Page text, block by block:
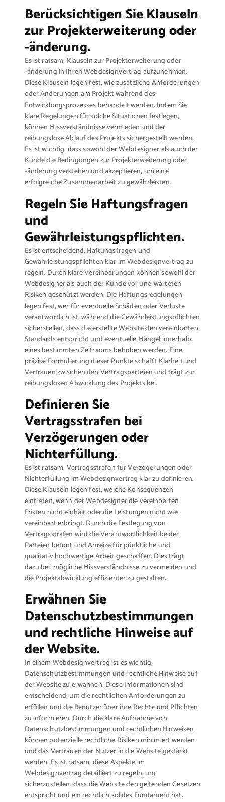
Berücksichtigen Sie Klauseln
zur Projekterweiterung oder
-änderung.
Es ist ratsam, Klauseln zur Projekterweiterung oder
-änderung in Ihren Webdesignvertrag aufzunehmen.
Diese Klauseln legen fest, wie zusätzliche Anforderungen
oder Änderungen am Projekt während des
Entwicklungsprozesses behandelt werden. Indem Sie
klare Regelungen für solche Situationen festlegen,
können Missverständnisse vermieden und der
reibungslose Ablauf des Projekts sichergestellt werden.
Es ist wichtig, dass sowohl der Webdesigner als auch der
Kunde die Bedingungen zur Projekterweiterung oder
-änderung verstehen und akzeptieren, um eine
erfolgreiche Zusammenarbeit zu gewährleisten.
Regeln Sie Haftungsfragen
und
Gewährleistungspflichten.
Es ist entscheidend, Haftungsfragen und
Gewährleistungspflichten klar im Webdesignvertrag zu
regeln. Durch klare Vereinbarungen können sowohl der
Webdesigner als auch der Kunde vor unerwarteten
Risiken geschützt werden. Die Haftungsregelungen
legen fest, wer für eventuelle Schäden oder Verluste
verantwortlich ist, während die Gewährleistungspflichten
sicherstellen, dass die erstellte Website den vereinbarten
Standards entspricht und eventuelle Mängel innerhalb
eines bestimmten Zeitraums behoben werden. Eine
präzise Formulierung dieser Punkte schafft Klarheit und
Vertrauen zwischen den Vertragsparteien und trägt zur
reibungslosen Abwicklung des Projekts bei.
Definieren Sie
Vertragsstrafen bei
Verzögerungen oder
Nichterfüllung.
Es ist ratsam, Vertragsstrafen für Verzögerungen oder
Nichterfüllung im Webdesignvertrag klar zu definieren.
Diese Klauseln legen fest, welche Konsequenzen
eintreten, wenn der Webdesigner die vereinbarten
Fristen nicht einhält oder die Leistungen nicht wie
vereinbart erbringt. Durch die Festlegung von
Vertragsstrafen wird die Verantwortlichkeit beider
Parteien betont und Anreize für pünktliche und
qualitativ hochwertige Arbeit geschaffen. Dies trägt
dazu bei, mögliche Missverständnisse zu vermeiden und
die Projektabwicklung effizienter zu gestalten.
Erwähnen Sie
Datenschutzbestimmungen
und rechtliche Hinweise auf
der Website.
In einem Webdesignvertrag ist es wichtig,
Datenschutzbestimmungen und rechtliche Hinweise auf
der Website zu erwähnen. Diese Informationen sind
entscheidend, um die rechtlichen Anforderungen zu
erfüllen und die Benutzer über ihre Rechte und Pflichten
zu informieren. Durch die klare Aufnahme von
Datenschutzbestimmungen und rechtlichen Hinweisen
können potenzielle rechtliche Risiken minimiert werden
und das Vertrauen der Nutzer in die Website gestärkt
werden. Es ist ratsam, diese Aspekte im
Webdesignvertrag detailliert zu regeln, um
sicherzustellen, dass die Website den geltenden Gesetzen
entspricht und ein rechtlich solides Fundament hat.